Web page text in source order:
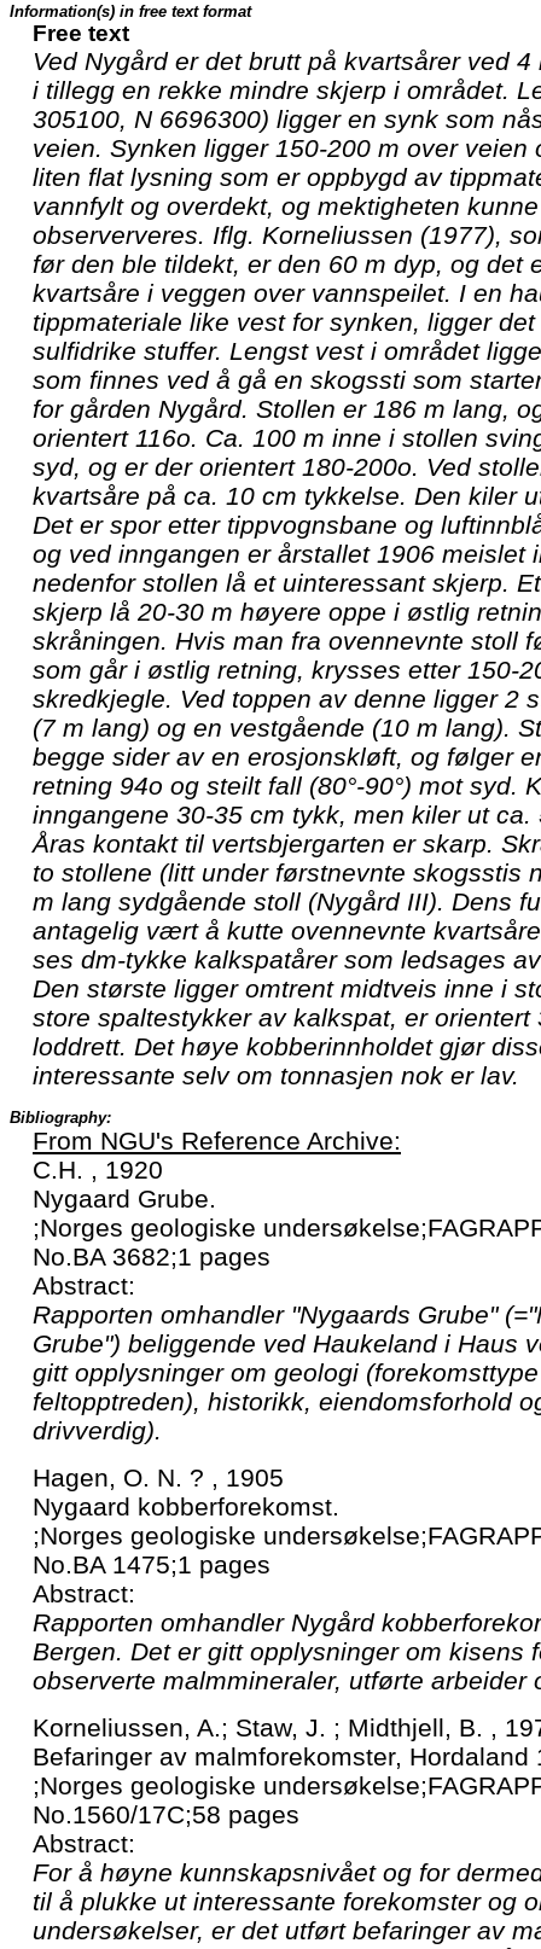
Information(s) in free text format
Free text
Ved Nygård er det brutt på kvartsårer ved
i tillegg en rekke mindre skjerp i området.
305100, N 6696300) ligger en synk som
veien. Synken ligger 150-200 m over veien
liten flat lysning som er oppbygd av
vannfylt og overdekt, og mektigheten
obserververes. Iflg. Korneliussen (1977),
før den ble tildekt, er den 60 m dyp, og det
kvartsåre i veggen over vannspeilet. I en
tippmateriale like vest for synken, ligger
sulfidrike stuffer. Lengst vest i området
som finnes ved å gå en skogssti som
for gården Nygård. Stollen er 186 m lang,
orientert 116o. Ca. 100 m inne i stollen
syd, og er der orientert 180-200o. Ved
kvartsåre på ca. 10 cm tykkelse. Den kiler
Det er spor etter tippvognsbane og
og ved inngangen er årstallet 1906 meislet
nedenfor stollen lå et uinteressant skjerp.
skjerp lå 20-30 m høyere oppe i østlig
skråningen. Hvis man fra ovennevnte stoll
som går i østlig retning, krysses etter 150-
skredkjegle. Ved toppen av denne ligger 2
(7 m lang) og en vestgående (10 m lang).
begge sider av en erosjonskløft, og følger
retning 94o og steilt fall (80°-90°) mot syd.
inngangene 30-35 cm tykk, men kiler ut
Åras kontakt til vertsbjergarten er skarp.
to stollene (litt under førstnevnte skogsstis
m lang sydgående stoll (Nygård III). Dens
antagelig vært å kutte ovennevnte
ses dm-tykke kalkspatårer som ledsages
Den største ligger omtrent midtveis inne i
store spaltestykker av kalkspat, er orientert
loddrett. Det høye kobberinnholdet gjør
interessante selv om tonnasjen nok er lav.
Bibliography:
From NGU's Reference Archive:
C.H. , 1920
Nygaard Grube.
;Norges geologiske
No.BA 3682;1 pages
Abstract:
Rapporten omhandler "Nygaards Grube"
Grube") beliggende ved Haukeland i Haus
gitt opplysninger om geologi
feltopptreden), historikk, eiendomsforhold
drivverdig).
Hagen, O. N. ? , 1905
Nygaard kobberforekomst.
;Norges geologiske
No.BA 1475;1 pages
Abstract:
Rapporten omhandler Nygård
Bergen. Det er gitt opplysninger om kisens
observerte malmmineraler, utførte arbeider
Korneliussen, A.; Staw, J. ; Midthjell, B. ,
Befaringer av malmforekomster, Hordaland
;Norges geologiske
No.1560/17C;58 pages
Abstract:
For å høyne kunnskapsnivået og for
til å plukke ut interessante forekomster og
undersøkelser, er det utført befaringer av